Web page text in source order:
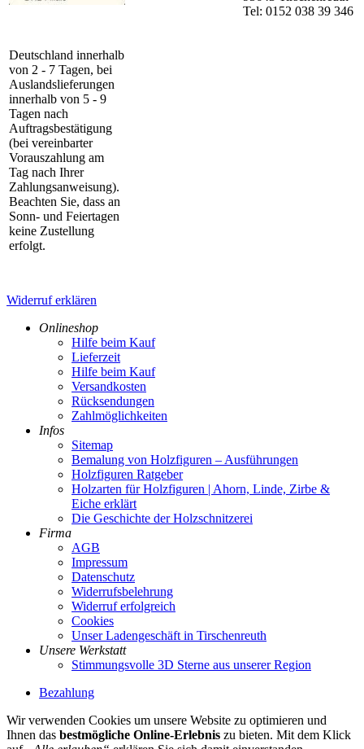
Tel: 0152 038 39 346
Deutschland innerhalb
von 2 - 7 Tagen, bei
Auslandslieferungen
innerhalb von 5 - 9
Tagen nach
Auftragsbestätigung
(bei vereinbarter
Vorauszahlung am
Tag nach Ihrer
Zahlungsanweisung).
Beachten Sie, dass an
Sonn- und Feiertagen
keine Zustellung
erfolgt.
Widerruf erklären
Onlineshop
Hilfe beim Kauf
Lieferzeit
Hilfe beim Kauf
Versandkosten
Rücksendungen
Zahlmöglichkeiten
Infos
Sitemap
Bemalung von Holzfiguren – Ausführungen
Holzfiguren Ratgeber
Holzarten für Holzfiguren | Ahorn, Linde, Zirbe &
Eiche erklärt
Die Geschichte der Holzschnitzerei
Firma
AGB
Impressum
Datenschutz
Widerrufsbelehrung
Widerruf erfolgreich
Cookies
Unser Ladengeschäft in Tirschenreuth
Unsere Werkstatt
Stimmungsvolle 3D Sterne aus unserer Region
Bezahlung
Wir verwenden Cookies um unsere Website zu optimieren und
Ihnen das bestmögliche Online-Erlebnis zu bieten. Mit dem Klick